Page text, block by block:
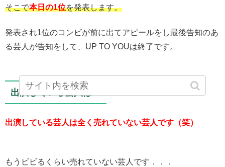
そこで本日の1位を発表します。
発表され1位のコンビが前に出てアピールをし最後告知のあ
る芸人が告知をして、UP TO YOUは終了です。
出演している芸人は？
出演している芸人は全く売れていない芸人です（笑）
もうビビるくらい売れていない芸人です．．．